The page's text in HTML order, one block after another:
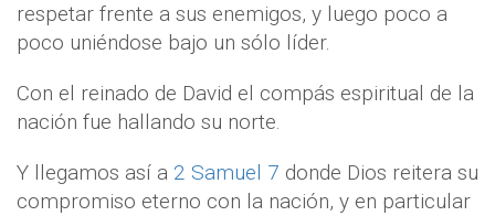
respetar frente a sus enemigos, y luego poco a
poco uniéndose bajo un sólo líder.
Con el reinado de David el compás espiritual de la
nación fue hallando su norte.
Y llegamos así a 2 Samuel 7 donde Dios reitera su
compromiso eterno con la nación, y en particular